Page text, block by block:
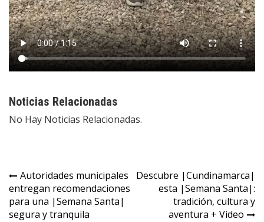
Noticias Relacionadas
No Hay Noticias Relacionadas.
Autoridades municipales
entregan recomendaciones
para una |Semana Santa|
segura y tranquila
Descubre |Cundinamarca|
esta |Semana Santa|:
tradición, cultura y
aventura + Video